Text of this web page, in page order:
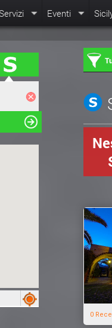
Eventi
0